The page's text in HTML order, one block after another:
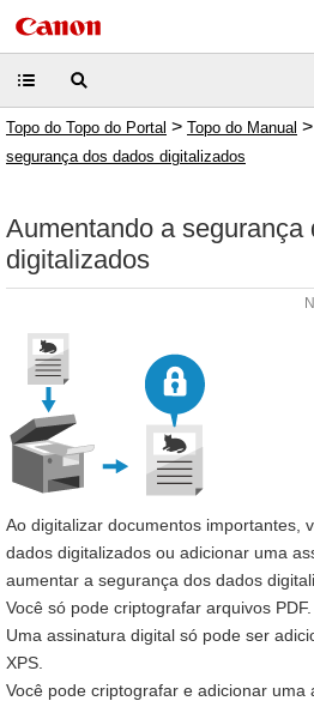
Topo do Topo do Portal > Topo do Manual >
segurança dos dados digitalizados
Aumentando a segurança
digitalizados
Ao digitalizar documentos importantes,
dados digitalizados ou adicionar uma
aumentar a segurança dos dados
Você só pode criptografar arquivos PDF.
Uma assinatura digital só pode ser
XPS.
Você pode criptografar e adicionar uma